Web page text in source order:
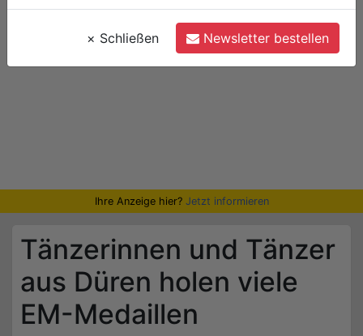
Ihre Anzeige hier? Jetzt informieren
Tänzerinnen und Tänzer
aus Düren holen viele
EM-Medaillen
× Schließen Newsletter bestellen